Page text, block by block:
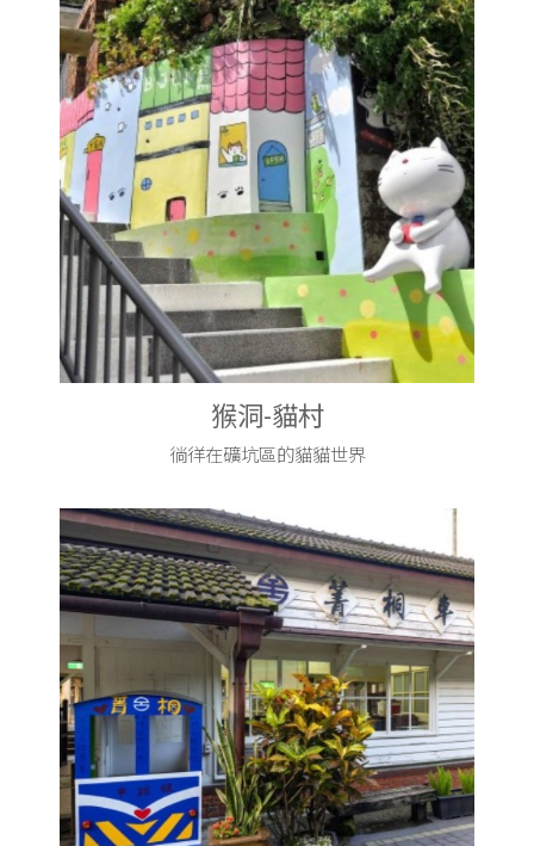
猴洞-貓村
徜徉在礦坑區的貓貓世界